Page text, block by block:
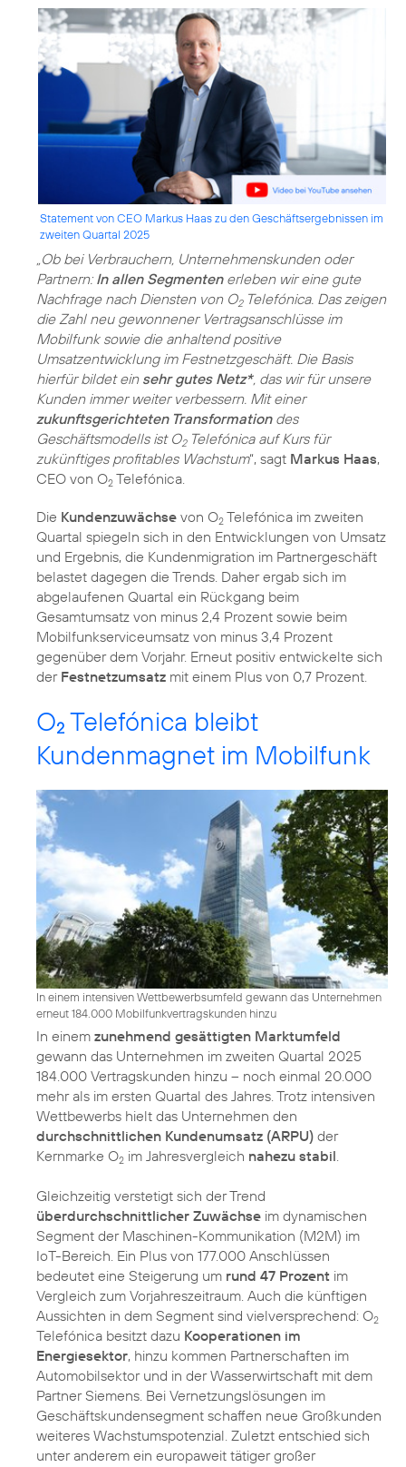
Statement von CEO Markus Haas zu den Geschäftsergebnissen im
zweiten Quartal 2025
„Ob bei Verbrauchern, Unternehmenskunden oder
Partnern: In allen Segmentenerleben wir eine gute
Nachfrage nach Diensten von O2Telefónica. Das zeigen
die Zahl neu gewonnener Vertragsanschlüsse im
Mobilfunk sowie die anhaltend positive
Umsatzentwicklung im Festnetzgeschäft. Die Basis
hierfür bildet ein sehr gutes Netz*, das wir für unsere
Kunden immer weiter verbessern. Mit einer
zukunftsgerichteten Transformationdes
Geschäftsmodells ist O2Telefónica auf Kurs für
zukünftiges profitables Wachstum“, sagt Markus Haas,
CEO von O2 Telefónica.
Die Kundenzuwächse von O2 Telefónica im zweiten
Quartal spiegeln sich in den Entwicklungen von Umsatz
und Ergebnis, die Kundenmigration im Partnergeschäft
belastet dagegen die Trends. Daher ergab sich im
abgelaufenen Quartal ein Rückgang beim
Gesamtumsatz von minus 2,4 Prozent sowie beim
Mobilfunkserviceumsatz von minus 3,4 Prozent
gegenüber dem Vorjahr. Erneut positiv entwickelte sich
der Festnetzumsatz mit einem Plus von 0,7 Prozent.
O2 Telefónica bleibt
Kundenmagnet im Mobilfunk
In einem intensiven Wettbewerbsumfeld gewann das Unternehmen
erneut 184.000 Mobilfunkvertragskunden hinzu
In einem zunehmend gesättigten Marktumfeld
gewann das Unternehmen im zweiten Quartal 2025
184.000 Vertragskunden hinzu – noch einmal 20.000
mehr als im ersten Quartal des Jahres. Trotz intensiven
Wettbewerbs hielt das Unternehmen den
durchschnittlichen Kundenumsatz (ARPU) der
Kernmarke O2 im Jahresvergleich nahezu stabil
Gleichzeitig verstetigt sich der Trend
überdurchschnittlicher Zuwächse im dynamischen
Segment der Maschinen-Kommunikation (M2M) im
IoT-Bereich. Ein Plus von 177.000 Anschlüssen
bedeutet eine Steigerung um rund 47 Prozent im
Vergleich zum Vorjahreszeitraum. Auch die künftigen
Aussichten in dem Segment sind vielversprechend: O2
Telefónica besitzt dazu Kooperationen im
Energiesektor, hinzu kommen Partnerschaften im
Automobilsektor und in der Wasserwirtschaft mit dem
Partner Siemens. Bei Vernetzungslösungen im
Geschäftskundensegment schaffen neue Großkunden
weiteres Wachstumspotenzial. Zuletzt entschied sich
unter anderem ein europaweit tätiger großer